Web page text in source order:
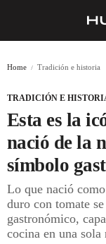
BARRAS Y
DÓNDE COMER
ÍDOLOS DE MESAS
CUADERNO DE VIAJE
Home Tradición e historia
TRADICIÓN E
Esta es la
nació de la
símbolo
Lo que nació
duro con tomate
gastronómico,
cocina en una sola